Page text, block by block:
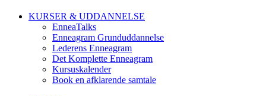
KURSER & UDDANNELSE
EnneaTalks
Enneagram Grunduddannelse
Lederens Enneagram
Det Komplette Enneagram
Kursuskalender
Book en afklarende samtale